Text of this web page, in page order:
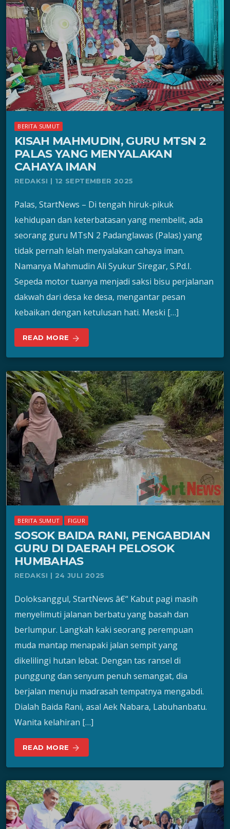
BERITA SUMUT
KISAH MAHMUDIN, GURU MTSN 2
PALAS YANG MENYALAKAN
CAHAYA IMAN
REDAKSI | 12 SEPTEMBER 2025
Palas, StartNews – Di tengah hiruk-pikuk
kehidupan dan keterbatasan yang membelit, ada
seorang guru MTsN 2 Padanglawas (Palas) yang
tidak pernah lelah menyalakan cahaya iman.
Namanya Mahmudin Ali Syukur Siregar, S.Pd.I.
Sepeda motor tuanya menjadi saksi bisu perjalanan
dakwah dari desa ke desa, mengantar pesan
kebaikan dengan ketulusan hati. Meski […]
READ MORE arrow_forward
BERITA SUMUT FIGUR
SOSOK BAIDA RANI, PENGABDIAN
GURU DI DAERAH PELOSOK
HUMBAHAS
REDAKSI | 24 JULI 2025
Doloksanggul, StartNews â€“ Kabut pagi masih
menyelimuti jalanan berbatu yang basah dan
berlumpur. Langkah kaki seorang perempuan
muda mantap menapaki jalan sempit yang
dikelilingi hutan lebat. Dengan tas ransel di
punggung dan senyum penuh semangat, dia
berjalan menuju madrasah tempatnya mengabdi.
Dialah Baida Rani, asal Aek Nabara, Labuhanbatu.
Wanita kelahiran […]
READ MORE arrow_forward